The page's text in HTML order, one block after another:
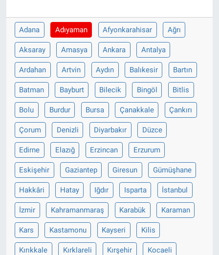
Adana Adıyaman Afyonkarahisar Ağrı
Aksaray Amasya Ankara Antalya
Ardahan Artvin Aydın Balıkesir Bartın
Batman Bayburt Bilecik Bingöl Bitlis
Bolu Burdur Bursa Çanakkale Çankırı
Çorum Denizli Diyarbakır Düzce
Edirne Elazığ Erzincan Erzurum
Eskişehir Gaziantep Giresun Gümüşhane
Hakkâri Hatay Iğdır Isparta İstanbul
İzmir Kahramanmaraş Karabük Karaman
Kars Kastamonu Kayseri Kilis
Kırıkkale Kırklareli Kırşehir Kocaeli